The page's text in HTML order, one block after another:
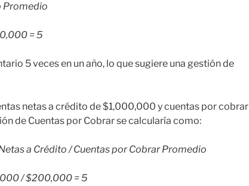
Promedio
= 5
5 veces en un año, lo que sugiere una gestión de
netas a crédito de $1,000,000 y cuentas por cobrar
de Cuentas por Cobrar se calcularía como:
a Crédito / Cuentas por Cobrar Promedio
/ $200,000 = 5